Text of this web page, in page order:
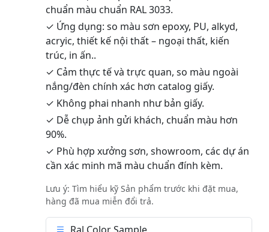
chuẩn màu chuẩn RAL 3033.
✓ Ứng dụng: so màu sơn epoxy, PU, alkyd,
acryic, thiết kế nội thất – ngoại thất, kiến
trúc, in ấn..
✓ Cảm thực tế và trực quan, so màu ngoài
nắng/đèn chính xác hơn catalog giấy.
✓ Không phai nhanh như bản giấy.
✓ Dễ chụp ảnh gửi khách, chuẩn màu hơn
90%.
✓ Phù hợp xưởng sơn, showroom, các dự án
cần xác minh mã màu chuẩn đính kèm.
Lưu ý: Tìm hiểu kỹ Sản phẩm trước khi đặt mua,
hàng đã mua miễn đổi trả.